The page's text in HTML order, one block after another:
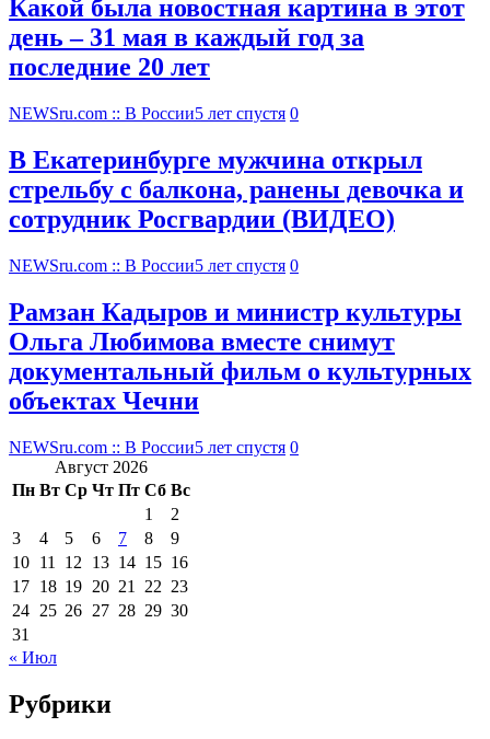
Какой была новостная картина в этот
день – 31 мая в каждый год за
последние 20 лет
NEWSru.com :: В России5 лет спустя 0
В Екатеринбурге мужчина открыл
стрельбу с балкона, ранены девочка и
сотрудник Росгвардии (ВИДЕО)
NEWSru.com :: В России5 лет спустя 0
Рамзан Кадыров и министр культуры
Ольга Любимова вместе снимут
документальный фильм о культурных
объектах Чечни
NEWSru.com :: В России5 лет спустя 0
Август 2026
Пн Вт Ср Чт Пт Сб Вс
1
2
3
4 5 6 7 8
9
10 11 12 13 14 15 16
17 18 19 20 21 22 23
24 25 26 27 28 29 30
31
« Июл
Рубрики